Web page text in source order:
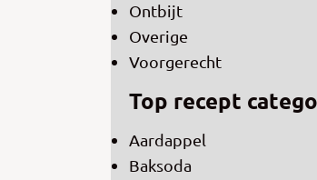
Ontbijt
Overige
Voorgerecht
Top recept
Aardappel
Baksoda